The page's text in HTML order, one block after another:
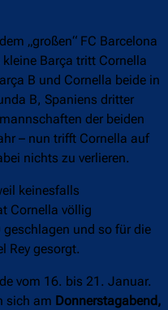
„großen“ FC Barcelona
Barça tritt Cornella
B und Cornella beide in
B, Spaniens dritter
der beiden
– nun trifft Cornella auf
nichts zu verlieren.
keinesfalls
Cornella völlig
und so für die
Rey gesorgt.
vom 16. bis 21. Januar.
sich am Donnerstagabend,